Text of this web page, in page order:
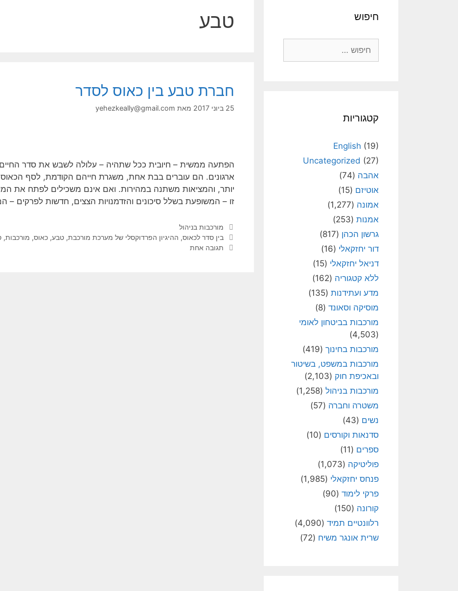
טבע
חברת טבע בין כאוס לסדר
25 ביוני 2017 מאת yehezkeally@gmail.com
הפתעה ממשית – חיובית ככל שתהיה – עלולה לשבש את סדר
ארגונים. הם עוברים בבת אחת, משגרת חייהם הקודמת, לסף הכאוס,
יותר, והמציאות משתנה במהירות. ואם אינם משכילים לפתח את
זו – המשופעת בשלל סיכונים והזדמנויות הצצים, חדשות לפרקים –
קטגוריות
מורכבות בניהול
תגיות
בין סדר לכאוס, ההיגיון הפרדוקסלי של מערכת מורכבת, טבע, כאוס, מורכבות,
תגובה אחת
חיפוש
קטגוריות
English (19)
Uncategorized (27)
אהבה (74)
אוטיזם (15)
אמונה (1,277)
אמנות (253)
גרשון הכהן (817)
דור יחזקאלי (16)
דניאל יחזקאלי (15)
ללא קטגוריה (162)
מדע ועתידנות (135)
מוסיקה וסאונד (8)
מורכבות בביטחון לאומי
(4,503)
מורכבות בחינוך (419)
מורכבות במשפט, בשיטור
ובאכיפת חוק (2,103)
מורכבות בניהול (1,258)
משטרה וחברה (57)
נשים (43)
סדנאות וקורסים (10)
ספרים (11)
פוליטיקה (1,073)
פנחס יחזקאלי (1,985)
פרקי לימוד (90)
קורונה (150)
רלוונטיים תמיד (4,090)
שרית אונגר משיח (72)